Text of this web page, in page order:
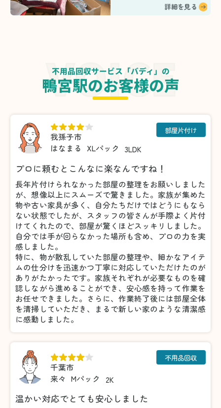
詳細を見る
不用品回収サービス「バディ」の
鴨宮駅のお客様の声
我孫子市
はなまる
XLパック 3LDK
部屋片付け
プロに頼むとこんなに楽なんですね！
長年片付けられなかった部屋の整理をお願いしました
が、想像以上にスムーズで驚きました。家族が集めた
物や古い家具が多く、自分たちだけではどうにもなら
ない状態でしたが、スタッフの皆さんが手際よく片付
けてくれたので、部屋が驚くほどスッキリしました。
自分では手が回らなかった場所も含め、プロの力を実
感しました。
特に、物が散乱していた部屋の整理や、細かなアイテ
ムの仕分けを迅速かつ丁寧に対応していただけたのが
ありがたかったです。家族それぞれが必要なものを確
認しながら進めることができ、安心感を持って作業を
お任せできました。さらに、作業終了後には部屋全体
を清掃していただき、まるで新しい家のような清潔感
に感動しました。
千葉市
来々 Mパック 2K
不用品回収
温かい対応でとても安心しました